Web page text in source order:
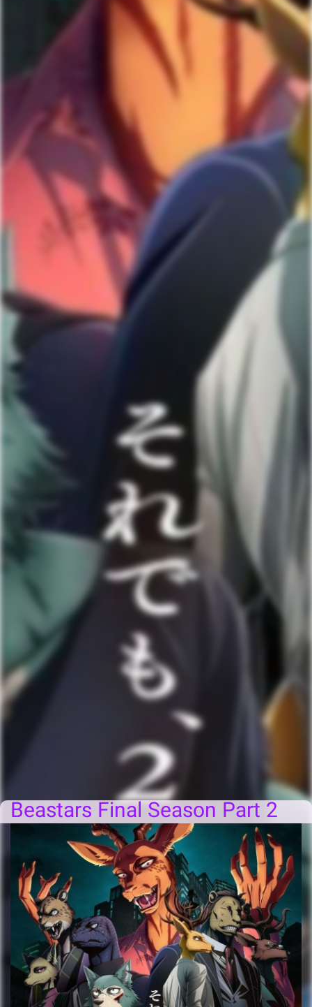
Beastars Final Season Part 2